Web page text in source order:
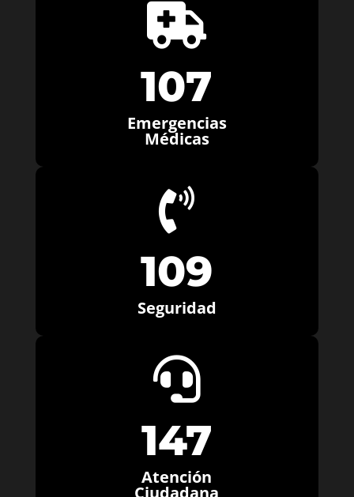

107
Emergencias
Médicas

109
Seguridad

147
Atención
Ciudadana